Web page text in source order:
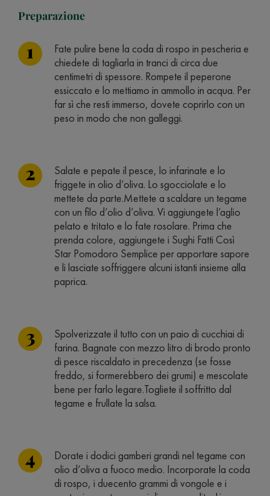
Preparazione
Fate pulire bene la coda di rospo in pescheria e
chiedete di tagliarla in tranci di circa due
centimetri di spessore. Rompete il peperone
essiccato e lo mettiamo in ammollo in acqua. Per
far sì che resti immerso, dovete coprirlo con un
peso in modo che non galleggi.
Salate e pepate il pesce, lo infarinate e lo
friggete in olio d’oliva. Lo sgocciolate e lo
mettete da parte.Mettete a scaldare un tegame
con un filo d’olio d’oliva. Vi aggiungete l’aglio
pelato e tritato e lo fate rosolare. Prima che
prenda colore, aggiungete i Sughi Fatti Così
Star Pomodoro Semplice per apportare sapore
e li lasciate soffriggere alcuni istanti insieme alla
paprica.
Spolverizzate il tutto con un paio di cucchiai di
farina. Bagnate con mezzo litro di brodo pronto
di pesce riscaldato in precedenza (se fosse
freddo, si formerebbero dei grumi) e mescolate
bene per farlo legare.Togliete il soffritto dal
tegame e frullate la salsa.
Dorate i dodici gamberi grandi nel tegame con
olio d’oliva a fuoco medio. Incorporate la coda
di rospo, i duecento grammi di vongole e i